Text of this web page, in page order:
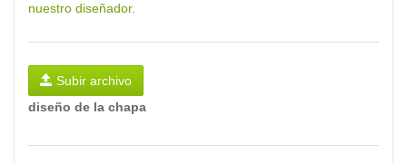
nuestro diseñador.
Subir archivo
diseño de la chapa